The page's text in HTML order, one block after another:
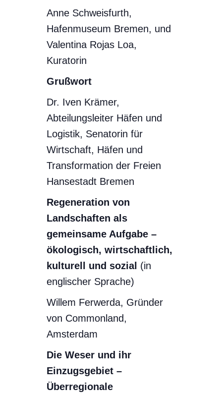
Anne Schweisfurth,
Hafenmuseum Bremen, und
Valentina Rojas Loa,
Kuratorin
Grußwort
Dr. Iven Krämer,
Abteilungsleiter Häfen und
Logistik, Senatorin für
Wirtschaft, Häfen und
Transformation der Freien
Hansestadt Bremen
Regeneration von
Landschaften als
gemeinsame Aufgabe –
ökologisch, wirtschaftlich,
kulturell und sozial (in
englischer Sprache)
Willem Ferwerda, Gründer
von Commonland,
Amsterdam
Die Weser und ihr
Einzugsgebiet –
Überregionale